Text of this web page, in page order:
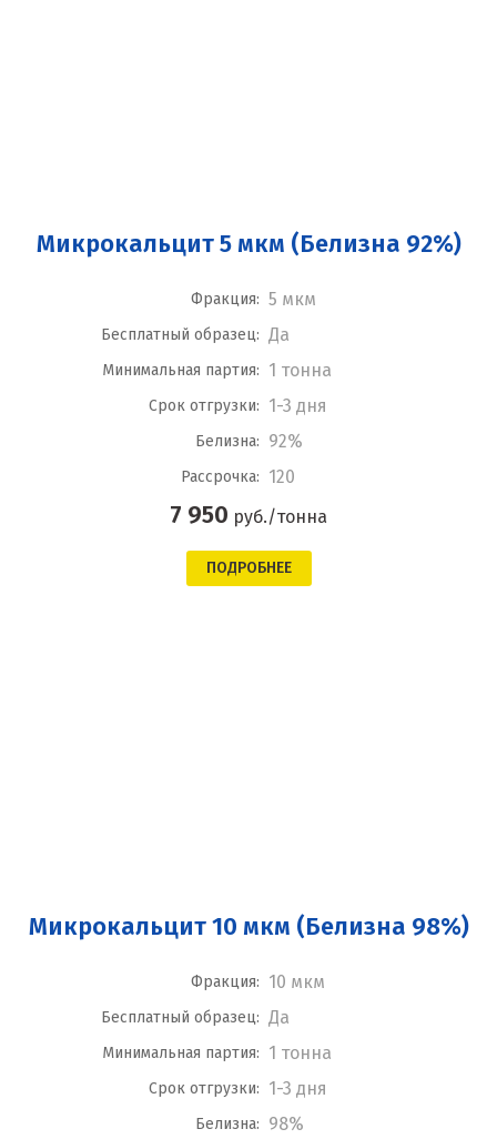
Микрокальцит 5 мкм (Белизна 92%)
Фракция: 5 мкм
Бесплатный образец: Да
Минимальная партия: 1 тонна
Срок отгрузки: 1-3 дня
Белизна: 92%
Рассрочка: 120
7 950 руб./тонна
ПОДРОБНЕЕ
Микрокальцит 10 мкм (Белизна 98%)
Фракция: 10 мкм
Бесплатный образец: Да
Минимальная партия: 1 тонна
Срок отгрузки: 1-3 дня
Белизна: 98%